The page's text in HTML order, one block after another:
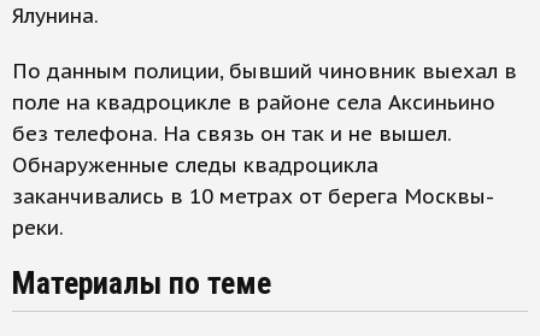
Ялунина.
По данным полиции, бывший чиновник выехал в
поле на квадроцикле в районе села Аксиньино
без телефона. На связь он так и не вышел.
Обнаруженные следы квадроцикла
заканчивались в 10 метрах от берега Москвы-
реки.
Материалы по теме